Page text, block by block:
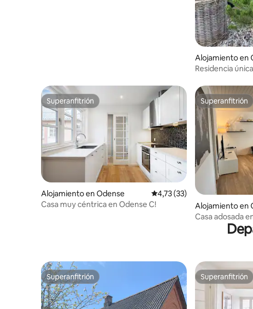
Alojamiento en
Residencia
Superanfitrión
Superanfitrión
Alojamiento en Odense Calificación promedio: 4,73
4,73 (33)
Casa muy céntrica en Odense C!
Superanfitrión
Superanfitrión
Alojamiento en
Casa adosada
Superanfitrión
Superanfitrión Superanfitrión
Superanfitrión